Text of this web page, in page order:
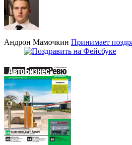
Андрон Мамочкин Принимает